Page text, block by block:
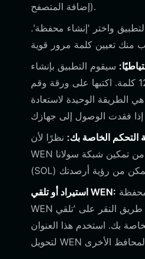
إضافة المتصفح).
واختر 'إنشاء محفظة'.
سيقوم التطبيق بإنشاء
عبارة استرداد مكونة من 12 كلمة. اكتبها على ورقة وقم
الطريقة الوحيدة لاستعادة
التحكم الخاصة بك: نظرًا لأن
WEN رمز على سولانا، تأكد من تمكين شبكة سولانا
استيراد أو تلقي WEN:
WEN الخاص بك عن طريق النقر على 'تلقي' (Receive)
بك. استخدم هذا العنوان